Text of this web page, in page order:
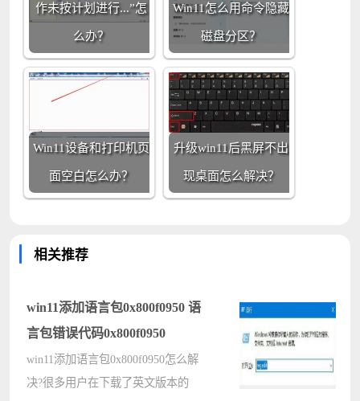
作未按计划进行...”怎
么办？
Win11怎么用命令隐藏
磁盘分区？
Win11设备和打印机页
面空白怎么办？
升级win11后黑屏不出
现桌面怎么解决？
相关推荐
win11添加语言包0x800f0950 语
言包错误代码0x800f0950
win11添加语言包0x800f0950怎么解
决?很多用户在下载了英文版本的